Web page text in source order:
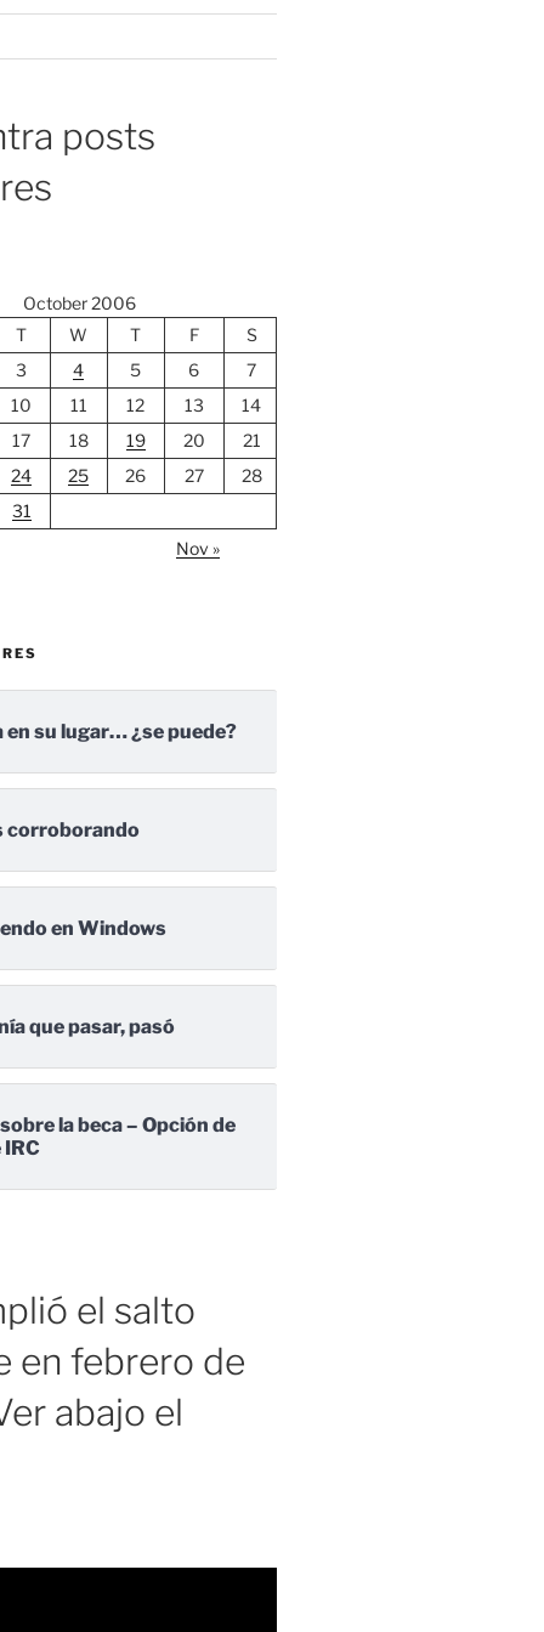
posts
October 2006
T
W T F
S
3
4 5 6
7
10
11 12 13
14
17
18 19 20
21
24
25 26 27
28
31
Nov »
en su lugar… ¿se puede?
corroborando
en Windows
que pasar, pasó
la beca – Opción de
el salto
en febrero de
abajo el